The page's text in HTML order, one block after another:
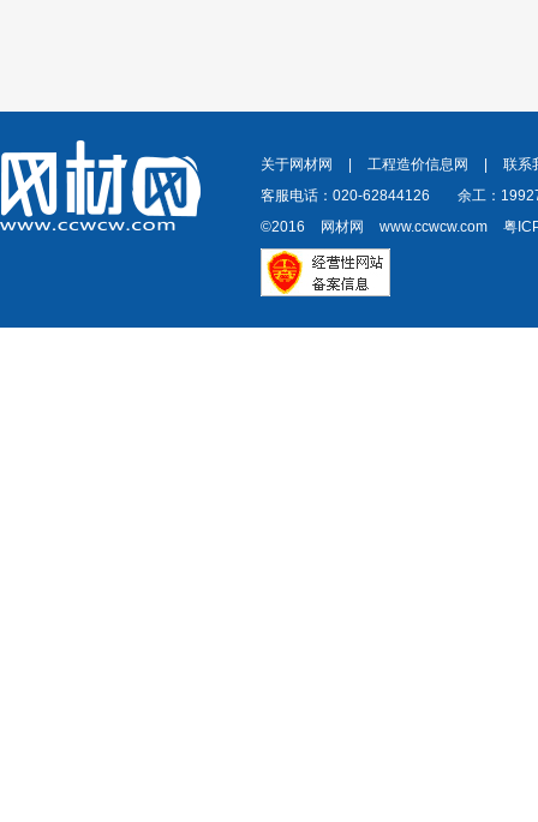
关于网材网 工程造价信息网
联系
客服电话：020-62844126
余工：
©2016
网材网 www.ccwcw.com 粤